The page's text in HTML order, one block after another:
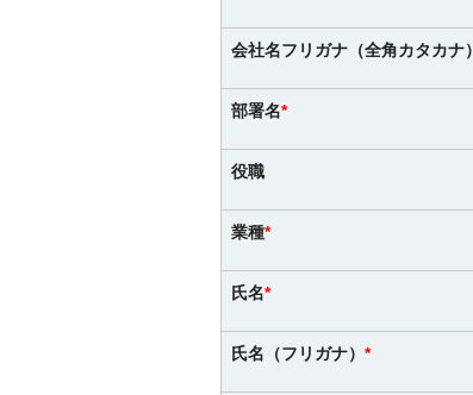
会社名フリガナ（全角カタカナ）
部署名
役職
業種
氏名
氏名（フリガナ）